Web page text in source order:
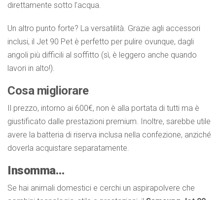
direttamente sotto l’acqua.
Un altro punto forte? La versatilità. Grazie agli accessori
inclusi, il Jet 90 Pet è perfetto per pulire ovunque, dagli
angoli più difficili al soffitto (sì, è leggero anche quando
lavori in alto!).
Cosa migliorare
Il prezzo, intorno ai 600€, non è alla portata di tutti ma è
giustificato dalle prestazioni premium. Inoltre, sarebbe utile
avere la batteria di riserva inclusa nella confezione, anziché
doverla acquistare separatamente.
Insomma…
Se hai animali domestici e cerchi un aspirapolvere che